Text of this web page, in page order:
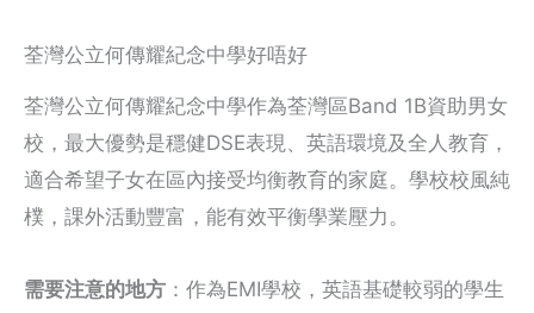
荃灣公立何傳耀紀念中學好唔好
荃灣公立何傳耀紀念中學作為荃灣區Band 1B資助男女
校，最大優勢是穩健DSE表現、英語環境及全人教育，
適合希望子女在區內接受均衡教育的家庭。學校校風純
樸，課外活動豐富，能有效平衡學業壓力。
需要注意的地方 ：作為EMI學校，英語基礎較弱的學生